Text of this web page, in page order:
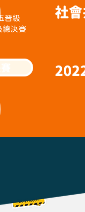
晉級
總決賽
社會